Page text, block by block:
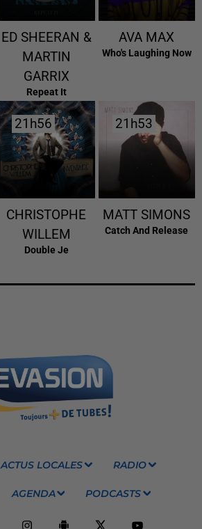
ED SHEERAN &
MARTIN
GARRIX
Repeat It
AVA MAX
Who's Laughing Now
21h56
21h56
CHRISTOPHE
WILLEM
Double Je
21h53
21h53
MATT SIMONS
Catch And Release
ACTUS LOCALES RADIO
AGENDA PODCASTS